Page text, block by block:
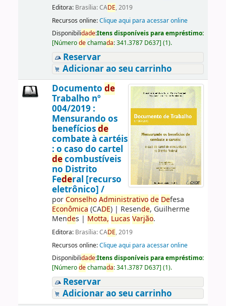
Editora: Brasília: CADE, 2019
Recursos online:Clique aqui para acessar online
Disponibilidade:Itens disponíveis para empréstimo:
[Númerodechamada:341.3787 D637] (1).
Reservar
Adicionar ao seu carrinho
Documento de
Trabalho nº
004/2019 :
Mensurando os
benefíciosde
combate à cartéis
: o caso do cartel
decombustíveis
no Distrito
Federal [recurso
eletrônico] /
porConselho Administrativo de Defesa
Econômica (CADE)| Resende, Guilherme
Mendes | Motta, Lucas Varjão.
Editora: Brasília: CADE, 2019
Recursos online:Clique aqui para acessar online
Disponibilidade:Itens disponíveis para empréstimo:
[Númerodechamada:341.3787 D637] (1).
Reservar
Adicionar ao seu carrinho